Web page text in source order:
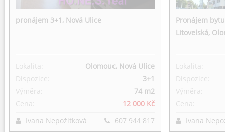
pronájem 3+1, Nová Ulice
Lokalita:
Olomouc, Nová Ulice
Dispozice:
3+1
Výměra:
74 m2
Cena:
12 000 Kč
Ivana Nepožitková
607 944 817
Pronájem
Litovelská,
Lokalita:
Dispozice:
Výměra:
Cena:
Ivana